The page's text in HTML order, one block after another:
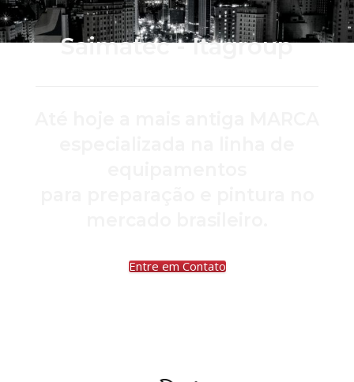
Saimatec - Itagroup
Entre em Contato